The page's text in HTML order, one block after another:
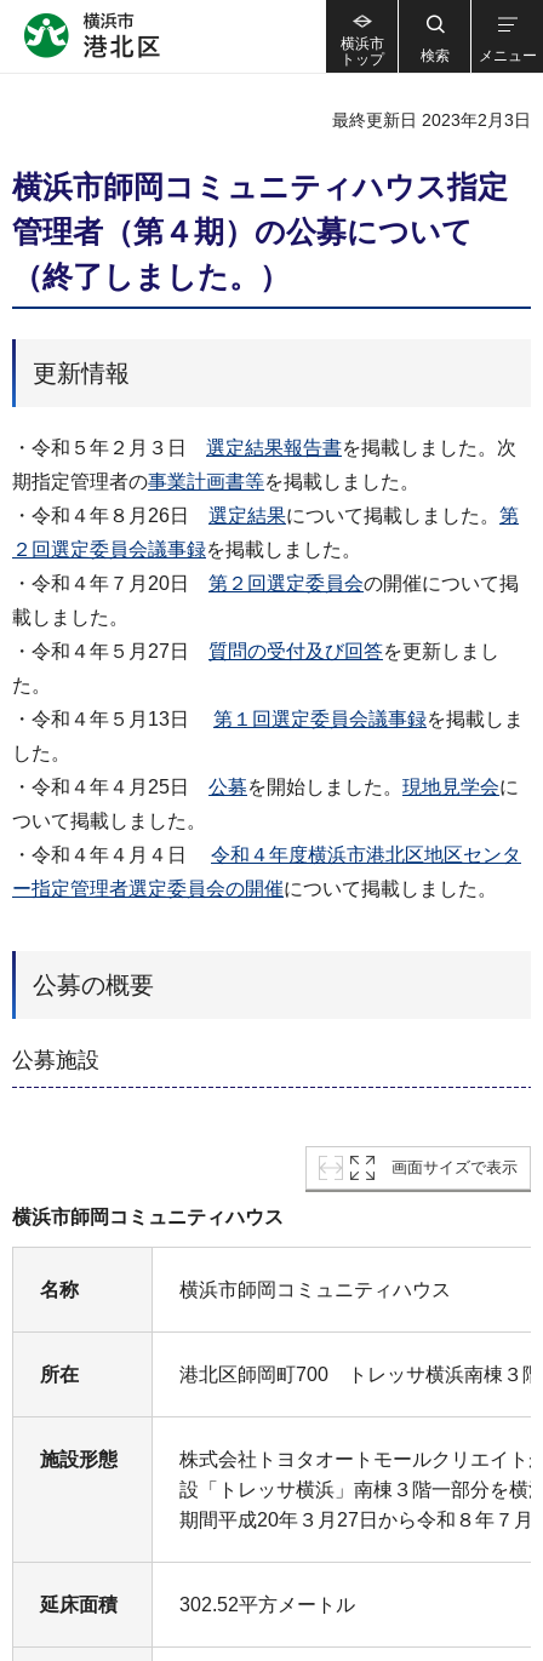
横浜市
トップ
検索 メニュー
最終更新日 2023年2月3日
横浜市師岡コミュニティハウス指定
管理者（第４期）の公募について
（終了しました。）
更新情報
・令和５年２月３日 選定結果報告書を掲載しました。次
期指定管理者の事業計画書等を掲載しました。
・令和４年８月26日 選定結果について掲載しました。 第
２回選定委員会議事録を掲載しました。
・令和４年７月20日 第２回選定委員会の開催について掲
載しました。
・令和４年５月27日 質問の受付及び回答を更新しまし
た。
・令和４年５月13日 第１回選定委員会議事録を掲載しま
した。
・令和４年４月25日 公募を開始しました。 現地見学会に
ついて掲載しました。
・令和４年４月４日 令和４年度横浜市港北区地区センタ
ー指定管理者選定委員会の開催について掲載しました。
公募の概要
公募施設
画面サイズで表示
横浜市師岡コミュニティハウス
名称 横浜市師岡コミュニティハウス
所在 港北区師岡町700 トレッサ横浜南棟３階
施設形態
株式会社トヨタオートモールクリエイト
設「トレッサ横浜」南棟３階一部分を横
期間平成20年３月27日から令和８年７月
延床面積 302.52平方メートル